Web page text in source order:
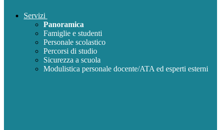
Servizi
Panoramica
Famiglie e studenti
Personale scolastico
Percorsi di studio
Sicurezza a scuola
Modulistica personale docente/ATA ed esperti esterni